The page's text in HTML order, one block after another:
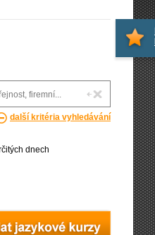
další kritéria vyhledávání
dnech